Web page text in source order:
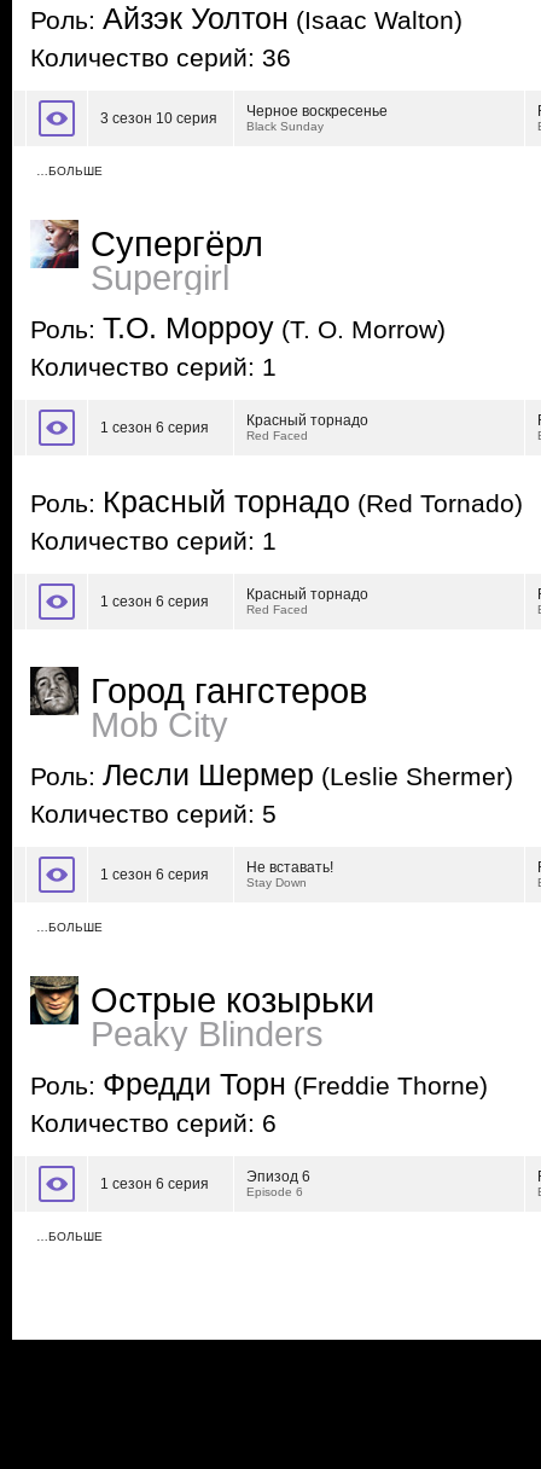
Роль: Айзэк Уолтон (Isaac Walton)
Количество серий: 36
3 сезон 10 серия Черное воскресенье
Black Sunday
…БОЛЬШЕ
Супергёрл
Supergirl
Роль: Т.О. Морроу (T. O. Morrow)
Количество серий: 1
1 сезон 6 серия Красный торнадо
Red Faced
Роль: Красный торнадо (Red Tornado)
Количество серий: 1
1 сезон 6 серия Красный торнадо
Red Faced
Город гангстеров
Mob City
Роль: Лесли Шермер (Leslie Shermer)
Количество серий: 5
1 сезон 6 серия Не вставать!
Stay Down
…БОЛЬШЕ
Острые козырьки
Peaky Blinders
Роль: Фредди Торн (Freddie Thorne)
Количество серий: 6
1 сезон 6 серия Эпизод 6
Episode 6
…БОЛЬШЕ